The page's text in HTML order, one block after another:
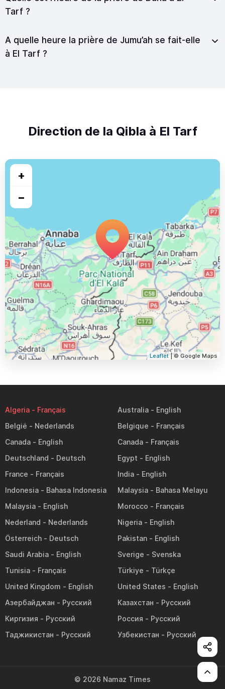
Tarf ?
A quelle heure la prière de Jumu’ah se fait-elle
à El Tarf ?
Direction de la Qibla à El Tarf
+
−
Leaflet| © Google Maps
Algeria
Australia
België
Belgique
Canada
Canada
Deutschland
Egypt
France
India
Indonesia
Malaysia
Malaysia
Morocco
Nederland
Nigeria
Österreich
Pakistan
Saudi Arabia
Sverige
Tunisia
Türkiye
United Kingdom
United States
Азербайджан
Казахстан
Киргизия
Россия
Таджикистан
Узбекистан
© 2026 Namaz Times